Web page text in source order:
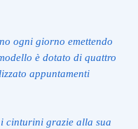
ogni giorno emettendo
è dotato di quattro
appuntamenti
cinturini grazie alla sua